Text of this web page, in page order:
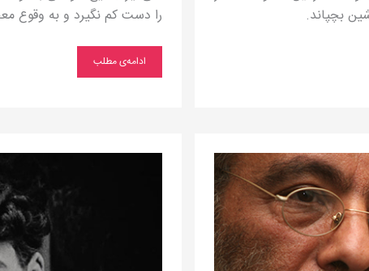
بچپاند.
را دست كم نگیرد و به وقوع
ادامه‌ی مطلب